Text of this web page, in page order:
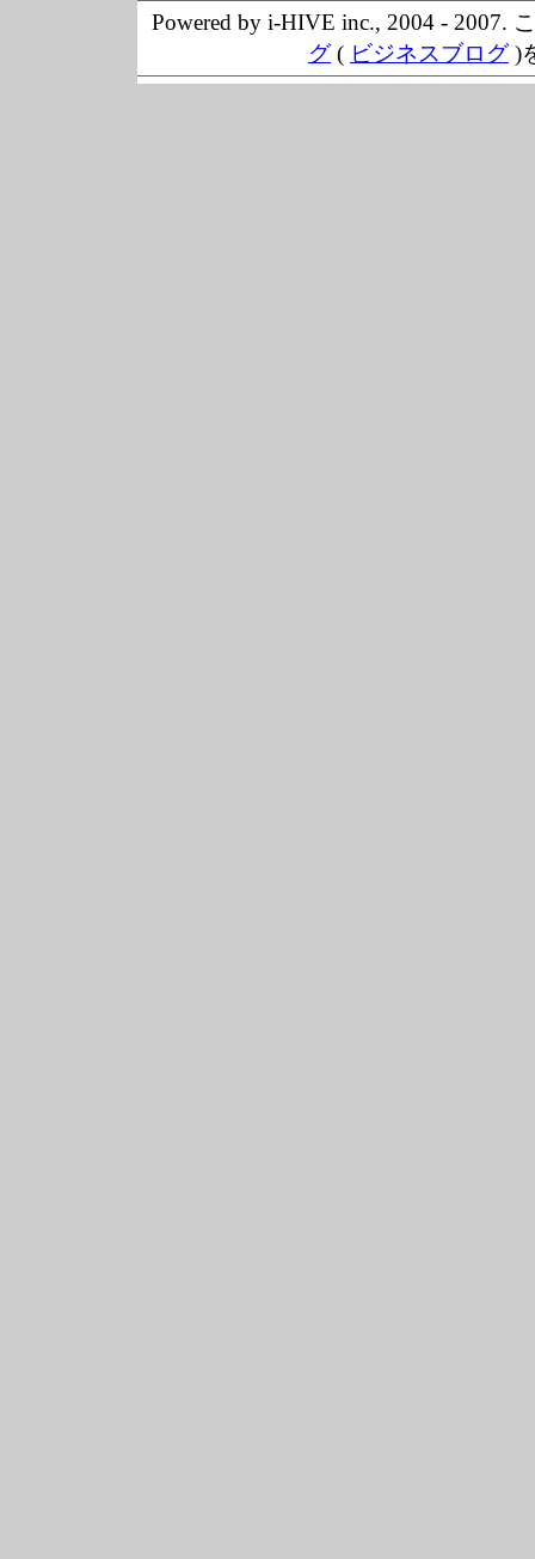
Powered by i-HIVE inc., 2004 - 2007.
グ( ビジネスブログ)